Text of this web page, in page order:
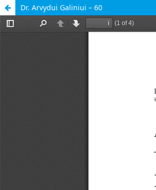
Dr. Arvydui Galiniui – 60